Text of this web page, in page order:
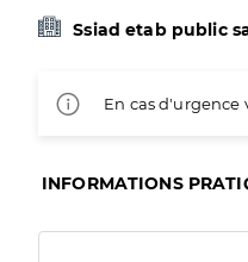
Ssiad etab public
En cas d'urgence
INFORMATIONS